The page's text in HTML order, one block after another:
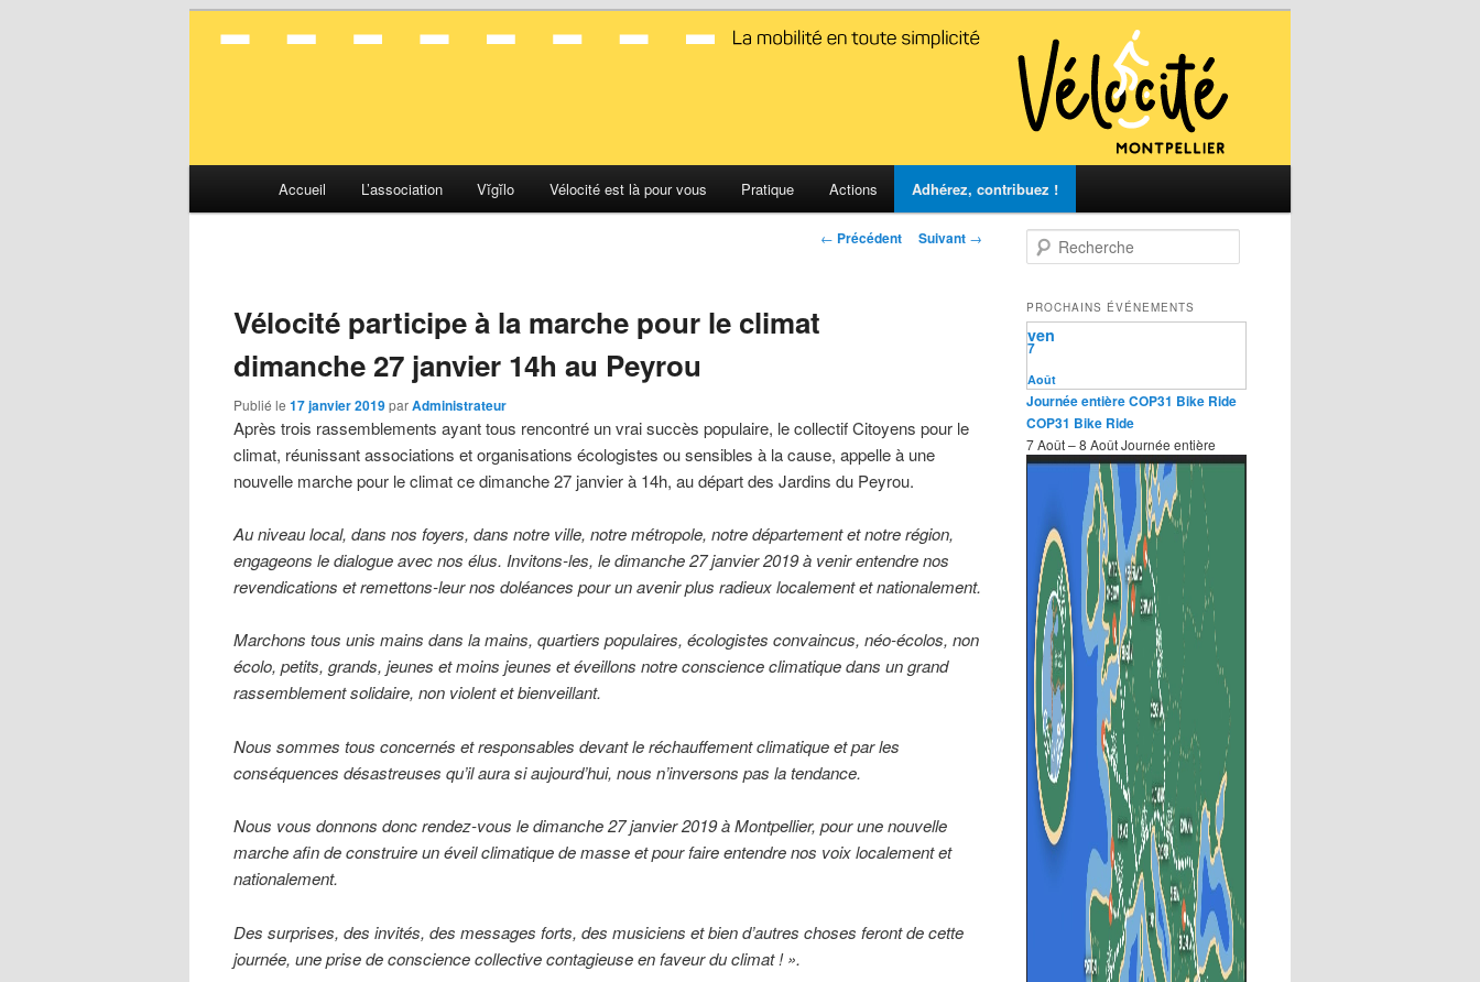
Aller
principal
Aller
secondaire
Accueil L’association Vĭgĭlo Vélocité est là pour vous Pratique Actions Adhérez, contribuez !
Navigation
← Précédent Suivant →
Vélocité participe à la marche pour le climat
dimanche 27 janvier 14h au Peyrou
Publié le 17 janvier 2019parAdministrateur
Après trois rassemblements ayant tous rencontré un vrai succès populaire, le collectif Citoyens pour le
climat, réunissant associations et organisations écologistes ou sensibles à la cause, appelle à une
nouvelle marche pour le climat ce dimanche 27 janvier à 14h, au départ des Jardins du Peyrou.
Au niveau local, dans nos foyers, dans notre ville, notre métropole, notre département et notre région,
engageons le dialogue avec nos élus. Invitons-les, le dimanche 27 janvier 2019 à venir entendre nos
revendications et remettons-leur nos doléances pour un avenir plus radieux localement et nationalement.
Marchons tous unis mains dans la mains, quartiers populaires, écologistes convaincus, néo-écolos, non
écolo, petits, grands, jeunes et moins jeunes et éveillons notre conscience climatique dans un grand
rassemblement solidaire, non violent et bienveillant.
Nous sommes tous concernés et responsables devant le réchauffement climatique et par les
conséquences désastreuses qu’il aura si aujourd’hui, nous n’inversons pas la tendance.
Nous vous donnons donc rendez-vous le dimanche 27 janvier 2019 à Montpellier, pour une nouvelle
marche afin de construire un éveil climatique de masse et pour faire entendre nos voix localement et
nationalement.
Des surprises, des invités, des messages forts, des musiciens et bien d’autres choses feront de cette
journée, une prise de conscience collective contagieuse en faveur du climat ! ».
e
h
e
r
h
e
PROCHAINS ÉVÉNEMENTS
Août
7
ven
Journée entièreCOP31 Bike Ride
COP31 Bike Ride
7 Août – 8 AoûtJournée entière